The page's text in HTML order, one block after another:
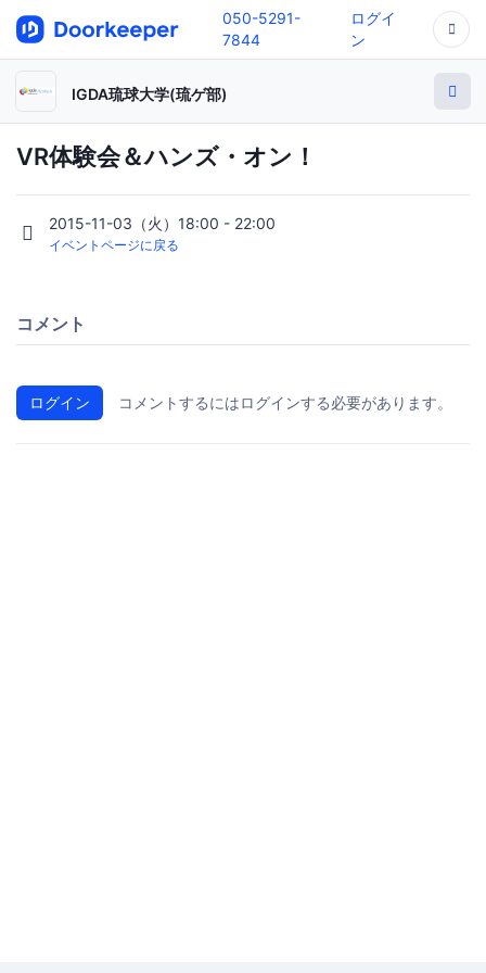
050-5291-
7844
ログイ
ン
IGDA琉球大学(琉ゲ部)
VR体験会＆ハンズ・オン！
2015-11-03（火）18:00 - 22:00
イベントページに戻る
コメント
ログイン コメントするにはログインする必要があります。